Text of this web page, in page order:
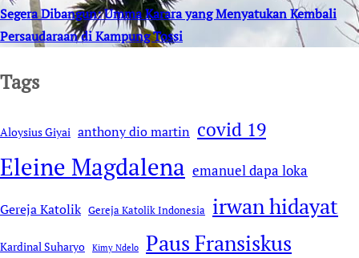
Segera Dibangun: Umma Karara yang Menyatukan Kembali
Persaudaraan di Kampung Tossi
Tags
Aloysius Giyai anthony dio martin covid 19
Eleine Magdalena emanuel dapa loka
Gereja Katolik Gereja Katolik Indonesia irwan hidayat
Kardinal Suharyo Kimy Ndelo Paus Fransiskus